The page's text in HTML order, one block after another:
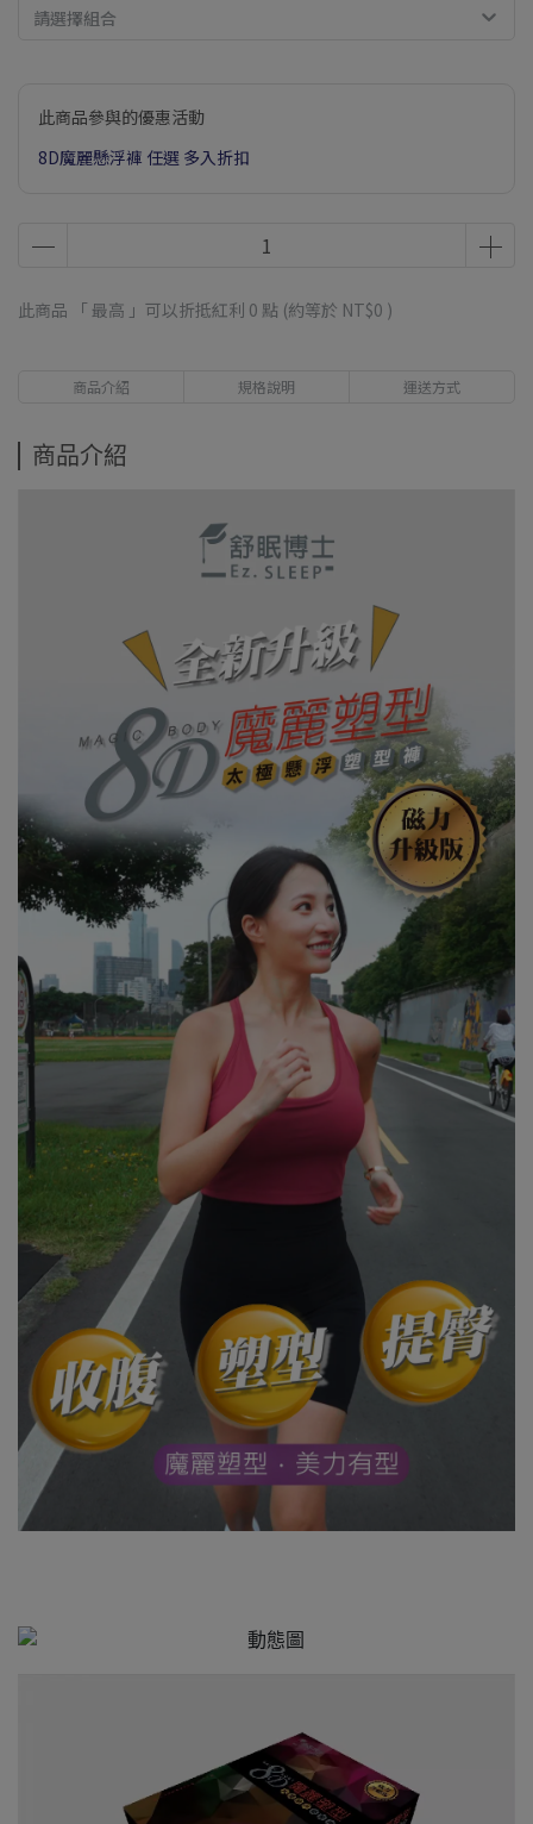
請選擇組合
此商品參與的優惠活動
8D魔麗懸浮褲 任選 多入折扣
此商品 「 最高 」可以折抵紅利 0 點 (約等於 NT$0 )
商品介紹 規格說明 運送方式
商品介紹